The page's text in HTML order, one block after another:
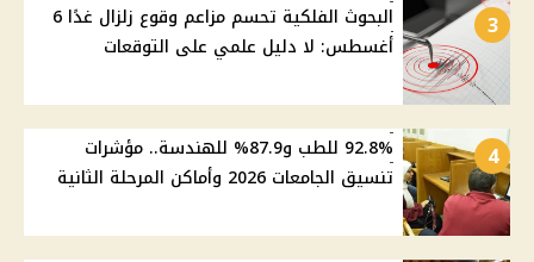
3
البحوث الفلكية تحسم مزاعم وقوع زلزال غدًا 6
أغسطس: لا دليل علمي على التوقعات
4
92.8% للطب و87.9% للهندسة.. مؤشرات
تنسيق الجامعات 2026 وأماكن المرحلة الثانية